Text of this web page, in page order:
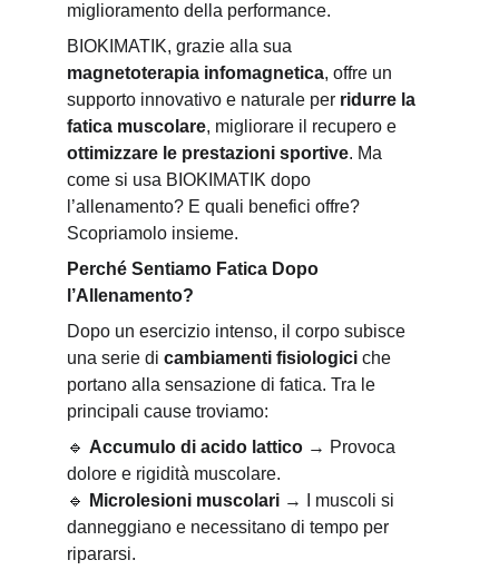
miglioramento della performance.
BIOKIMATIK, grazie alla sua
magnetoterapia infomagnetica, offre un
supporto innovativo e naturale per ridurre la
fatica muscolare, migliorare il recupero e
ottimizzare le prestazioni sportive. Ma
come si usa BIOKIMATIK dopo
l’allenamento? E quali benefici offre?
Scopriamolo insieme.
Perché Sentiamo Fatica Dopo
l’Allenamento?
Dopo un esercizio intenso, il corpo subisce
una serie di cambiamenti fisiologici che
portano alla sensazione di fatica. Tra le
principali cause troviamo:
🔹 Accumulo di acido lattico → Provoca
dolore e rigidità muscolare.
🔹
Microlesioni muscolari → I muscoli si
danneggiano e necessitano di tempo per
ripararsi.